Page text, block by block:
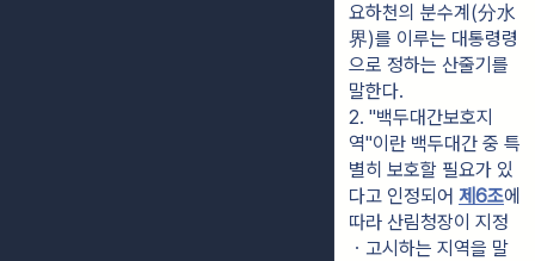
요하천의 분수계(分水
界)를 이루는 대통령령
으로 정하는 산줄기를
말한다.
2. "백두대간보호지
역"이란 백두대간 중 특
별히 보호할 필요가 있
다고 인정되어 제6조에
따라 산림청장이 지정
ㆍ고시하는 지역을 말